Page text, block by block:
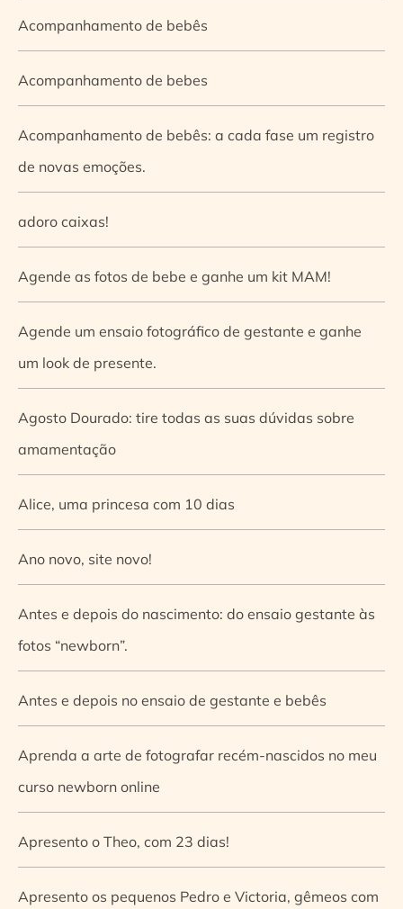
Acompanhamento de bebês
Acompanhamento de bebes
Acompanhamento de bebês: a cada fase um registro
de novas emoções.
adoro caixas!
Agende as fotos de bebe e ganhe um kit MAM!
Agende um ensaio fotográfico de gestante e ganhe
um look de presente.
Agosto Dourado: tire todas as suas dúvidas sobre
amamentação
Alice, uma princesa com 10 dias
Ano novo, site novo!
Antes e depois do nascimento: do ensaio gestante às
fotos “newborn”.
Antes e depois no ensaio de gestante e bebês
Aprenda a arte de fotografar recém-nascidos no meu
curso newborn online
Apresento o Theo, com 23 dias!
Apresento os pequenos Pedro e Victoria, gêmeos com